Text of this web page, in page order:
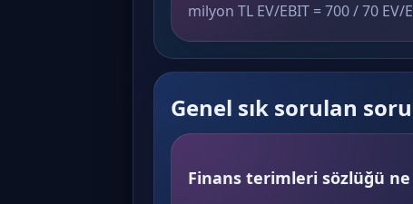
milyon TL EV/EBIT = 700 / 70 EV/
Genel sık sorulan
Finans terimleri sözlüğü